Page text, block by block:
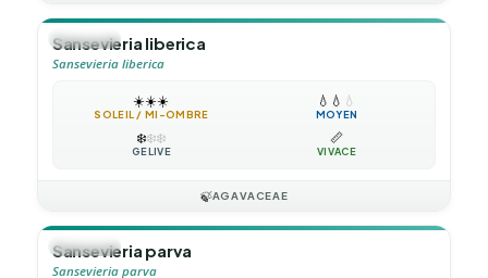
🪴VIVACE
Sansevieria liberica
Sansevieria liberica
☀️☀️☀️
SOLEIL / MI-OMBRE
💧 💧 💧
MOYEN
❄️❄️❄️
GÉLIVE
📏
VIVACE
🍃AGAVACEAE
🪴VIVACE
Sansevieria parva
Sansevieria parva